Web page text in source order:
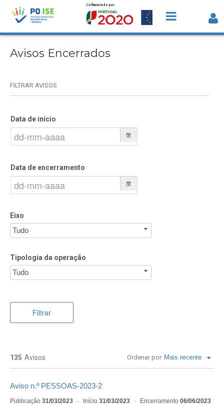
Saltar para o conteúdo
Cofinanciado por:
Avisos Encerrados
FILTRAR AVISOS
Data de início
Data de encerramento
Eixo
Tudo
Tipologia da operação
Tudo
Filtrar
135 Avisos Ordenar por Mais recente
Aviso n.º PESSOAS-2023-2
Publicação 31/03/2023 · Início 31/03/2023 · Encerramento 06/06/2023